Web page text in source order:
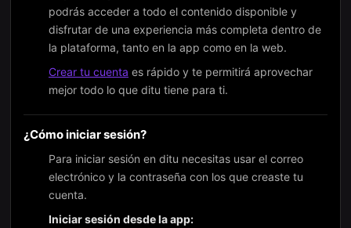
podrás acceder a todo el contenido disponible y
disfrutar de una experiencia más completa dentro de
la plataforma, tanto en la app como en la web.
Crear tu cuenta es rápido y te permitirá aprovechar
mejor todo lo que ditu tiene para ti.
¿Cómo iniciar sesión?
Para iniciar sesión en ditu necesitas usar el correo
electrónico y la contraseña con los que creaste tu
cuenta.
Iniciar sesión desde la app: